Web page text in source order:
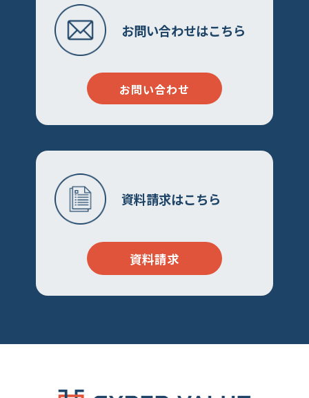
お問い合わせはこちら
お問い合わせ
資料請求はこちら
資料請求